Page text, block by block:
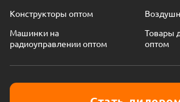
Конструкторы оптом
Машинки на
радиоуправлении оптом
Товары
оптом